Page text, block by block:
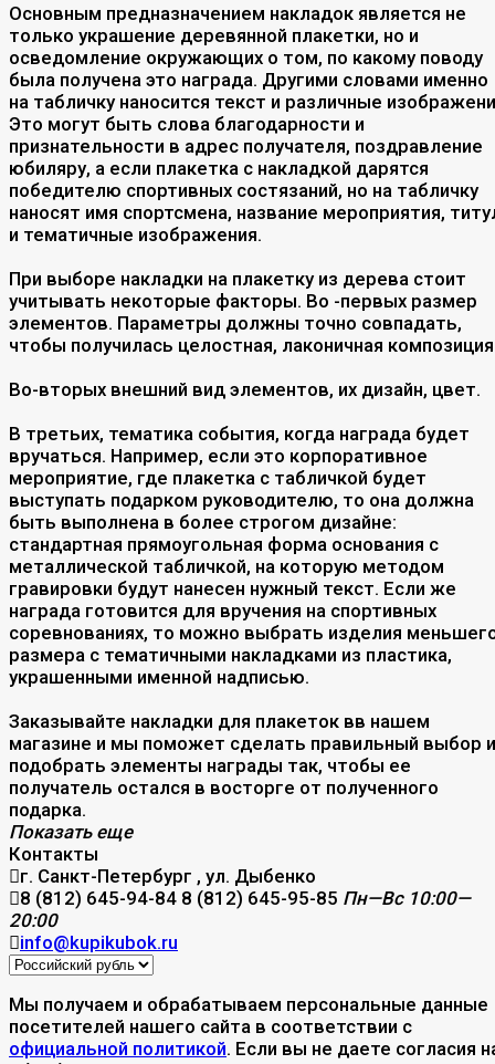
Основным предназначением накладок является не
только украшение деревянной плакетки, но и
осведомление окружающих о том, по какому поводу
была получена это награда. Другими словами именно
на табличку наносится текст и различные
Это могут быть слова благодарности и
признательности в адрес получателя, поздравление
юбиляру, а если плакетка с накладкой дарятся
победителю спортивных состязаний, но на табличку
наносят имя спортсмена, название мероприятия,
и тематичные изображения.
При выборе накладки на плакетку из дерева стоит
учитывать некоторые факторы. Во -первых размер
элементов. Параметры должны точно совпадать,
чтобы получилась целостная, лаконичная
Во-вторых внешний вид элементов, их дизайн, цвет.
В третьих, тематика события, когда награда будет
вручаться. Например, если это корпоративное
мероприятие, где плакетка с табличкой будет
выступать подарком руководителю, то она должна
быть выполнена в более строгом дизайне:
стандартная прямоугольная форма основания с
металлической табличкой, на которую методом
гравировки будут нанесен нужный текст. Если же
награда готовится для вручения на спортивных
соревнованиях, то можно выбрать изделия
размера с тематичными накладками из пластика,
украшенными именной надписью.
Заказывайте накладки для плакеток вв нашем
магазине и мы поможет сделать правильный выбор и
подобрать элементы награды так, чтобы ее
получатель остался в восторге от полученного
подарка.
Показать еще
Контакты
г. Санкт-Петербург , ул. Дыбенко
8 (812) 645-94-84 8 (812) 645-95-85 Пн—Вс 10:00—
20:00
info@kupikubok.ru
Мы получаем и обрабатываем персональные данные
посетителей нашего сайта в соответствии с
официальной политикой. Если вы не даете согласия